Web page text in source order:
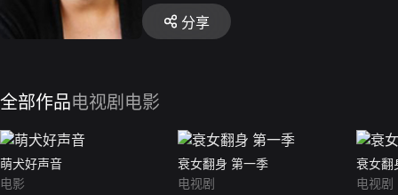
分享
全部作品电视剧 电影
萌犬好声音
电影
衰女翻身 第一季
电视剧
衰女翻
电视剧